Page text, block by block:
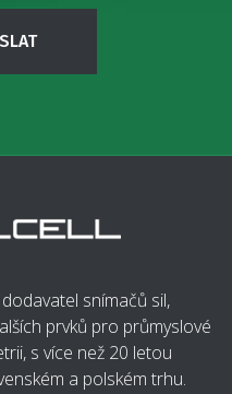
snímačů sil,
prvků pro průmyslové
s více než 20 letou
a polském trhu.